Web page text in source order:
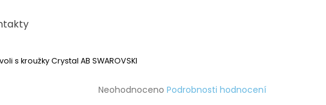
s kroužky Crystal AB SWAROVSKI
Průměrné
Neohodnoceno Podrobnosti hodnocení
najít?